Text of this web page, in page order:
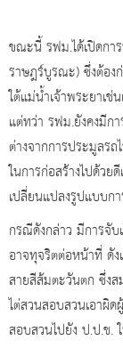
ขณะนี้ รฟม.ได้เปิดกา
ราษฎร์บูรณะ) ซึ่งต้อง
ใต้แม่น้ำเจ้าพระยาเช่
แต่ทว่า รฟม.ยังคงมีก
ต่างจากการประมูลร
ในการก่อสร้างไปด้วย
เปลี่ยนแปลงรูปแบบก
กรณีดังกล่าว มีการจั
อาจทุจริตต่อหน้าที่ ดั
สายสีส้มตะวันตก ซึ่งส
ไต่สวนสอบสวนเอาผิ
สอบสวนไปยัง ป.ป.ช.